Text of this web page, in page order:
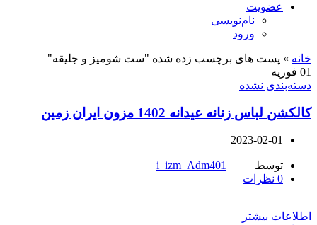
عضویت
نام‌نویسی
ورود
خانه » پست های برچسب زده شده "ست شومیز و جلیقه"
01 فوریه
دسته‌بندی نشده
کالکشن لباس زنانه عیدانه 1402 مزون ایران زمین
2023-02-01
توسط
i_izm_Adm401
0 نظرات
اطلاعات بیشتر